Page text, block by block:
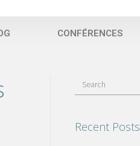
CONFÉRENCES
Recent Posts